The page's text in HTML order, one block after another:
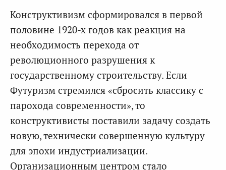
Конструктивизм сформировался в первой
половине 1920-х годов как реакция на
необходимость перехода от
революционного разрушения к
государственному строительству. Если
Футуризм стремился «сбросить классику с
парохода современности», то
конструктивисты поставили задачу создать
новую, технически совершенную культуру
для эпохи индустриализации.
Организационным центром стало